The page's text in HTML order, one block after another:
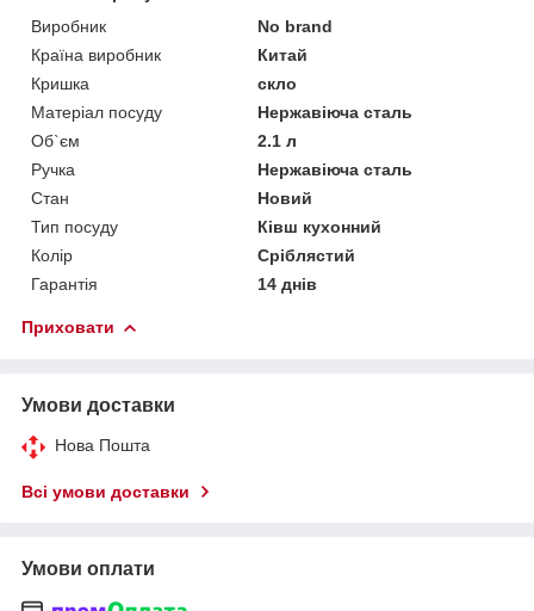
Виробник
No brand
Країна виробник
Китай
Кришка
скло
Матеріал посуду
Нержавіюча сталь
Об`єм
2.1 л
Ручка
Нержавіюча сталь
Стан
Новий
Тип посуду
Ківш кухонний
Колір
Сріблястий
Гарантія
14 днів
Приховати
Умови доставки
Нова Пошта
Всі умови доставки
Умови оплати